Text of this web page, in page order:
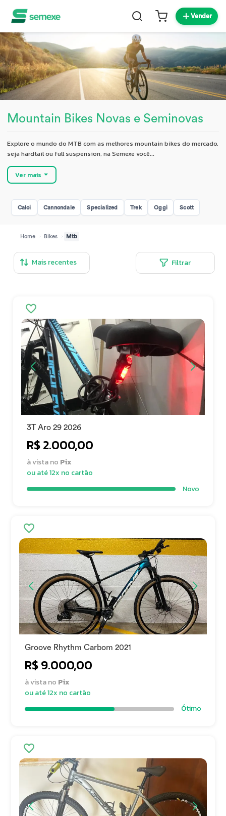
Vender
Mountain Bikes Novas e Seminovas
Explore o mundo do MTB com as melhores mountain bikes do mercado,
seja hardtail ou full suspension, na Semexe você...
Ver mais
Caloi Cannondale Specialized Trek Oggi Scott
Home > Bikes > Mtb
Filtrar
3T Aro 29 2026
R$ 2.000,00
à vista no Pix
ou até 12x no cartão
Novo
Groove Rhythm Carbom 2021
R$ 9.000,00
à vista no Pix
ou até 12x no cartão
Ótimo